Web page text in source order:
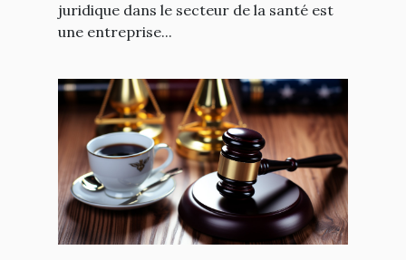
juridique dans le secteur de la santé est
une entreprise...